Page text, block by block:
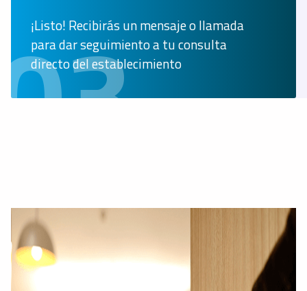
¡Listo! Recibirás un mensaje o llamada
para dar seguimiento a tu consulta
directo del establecimiento